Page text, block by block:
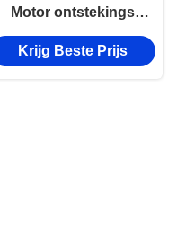
Motor ontstekings
slot harness set voor
Great Wall HAVAL
Krijg Beste Prijs